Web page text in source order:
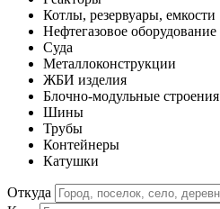
Котлы, резервуары, емкости
Нефтегазовое оборудование
Cуда
Металлоконструкции
ЖБИ изделия
Блочно-модульные строения
Шины
Трубы
Контейнеры
Катушки
Откуда